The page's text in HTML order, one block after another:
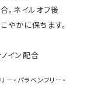
。ネイルオフ後
やかに保ちます。
イン配合
・パラベンフリー・